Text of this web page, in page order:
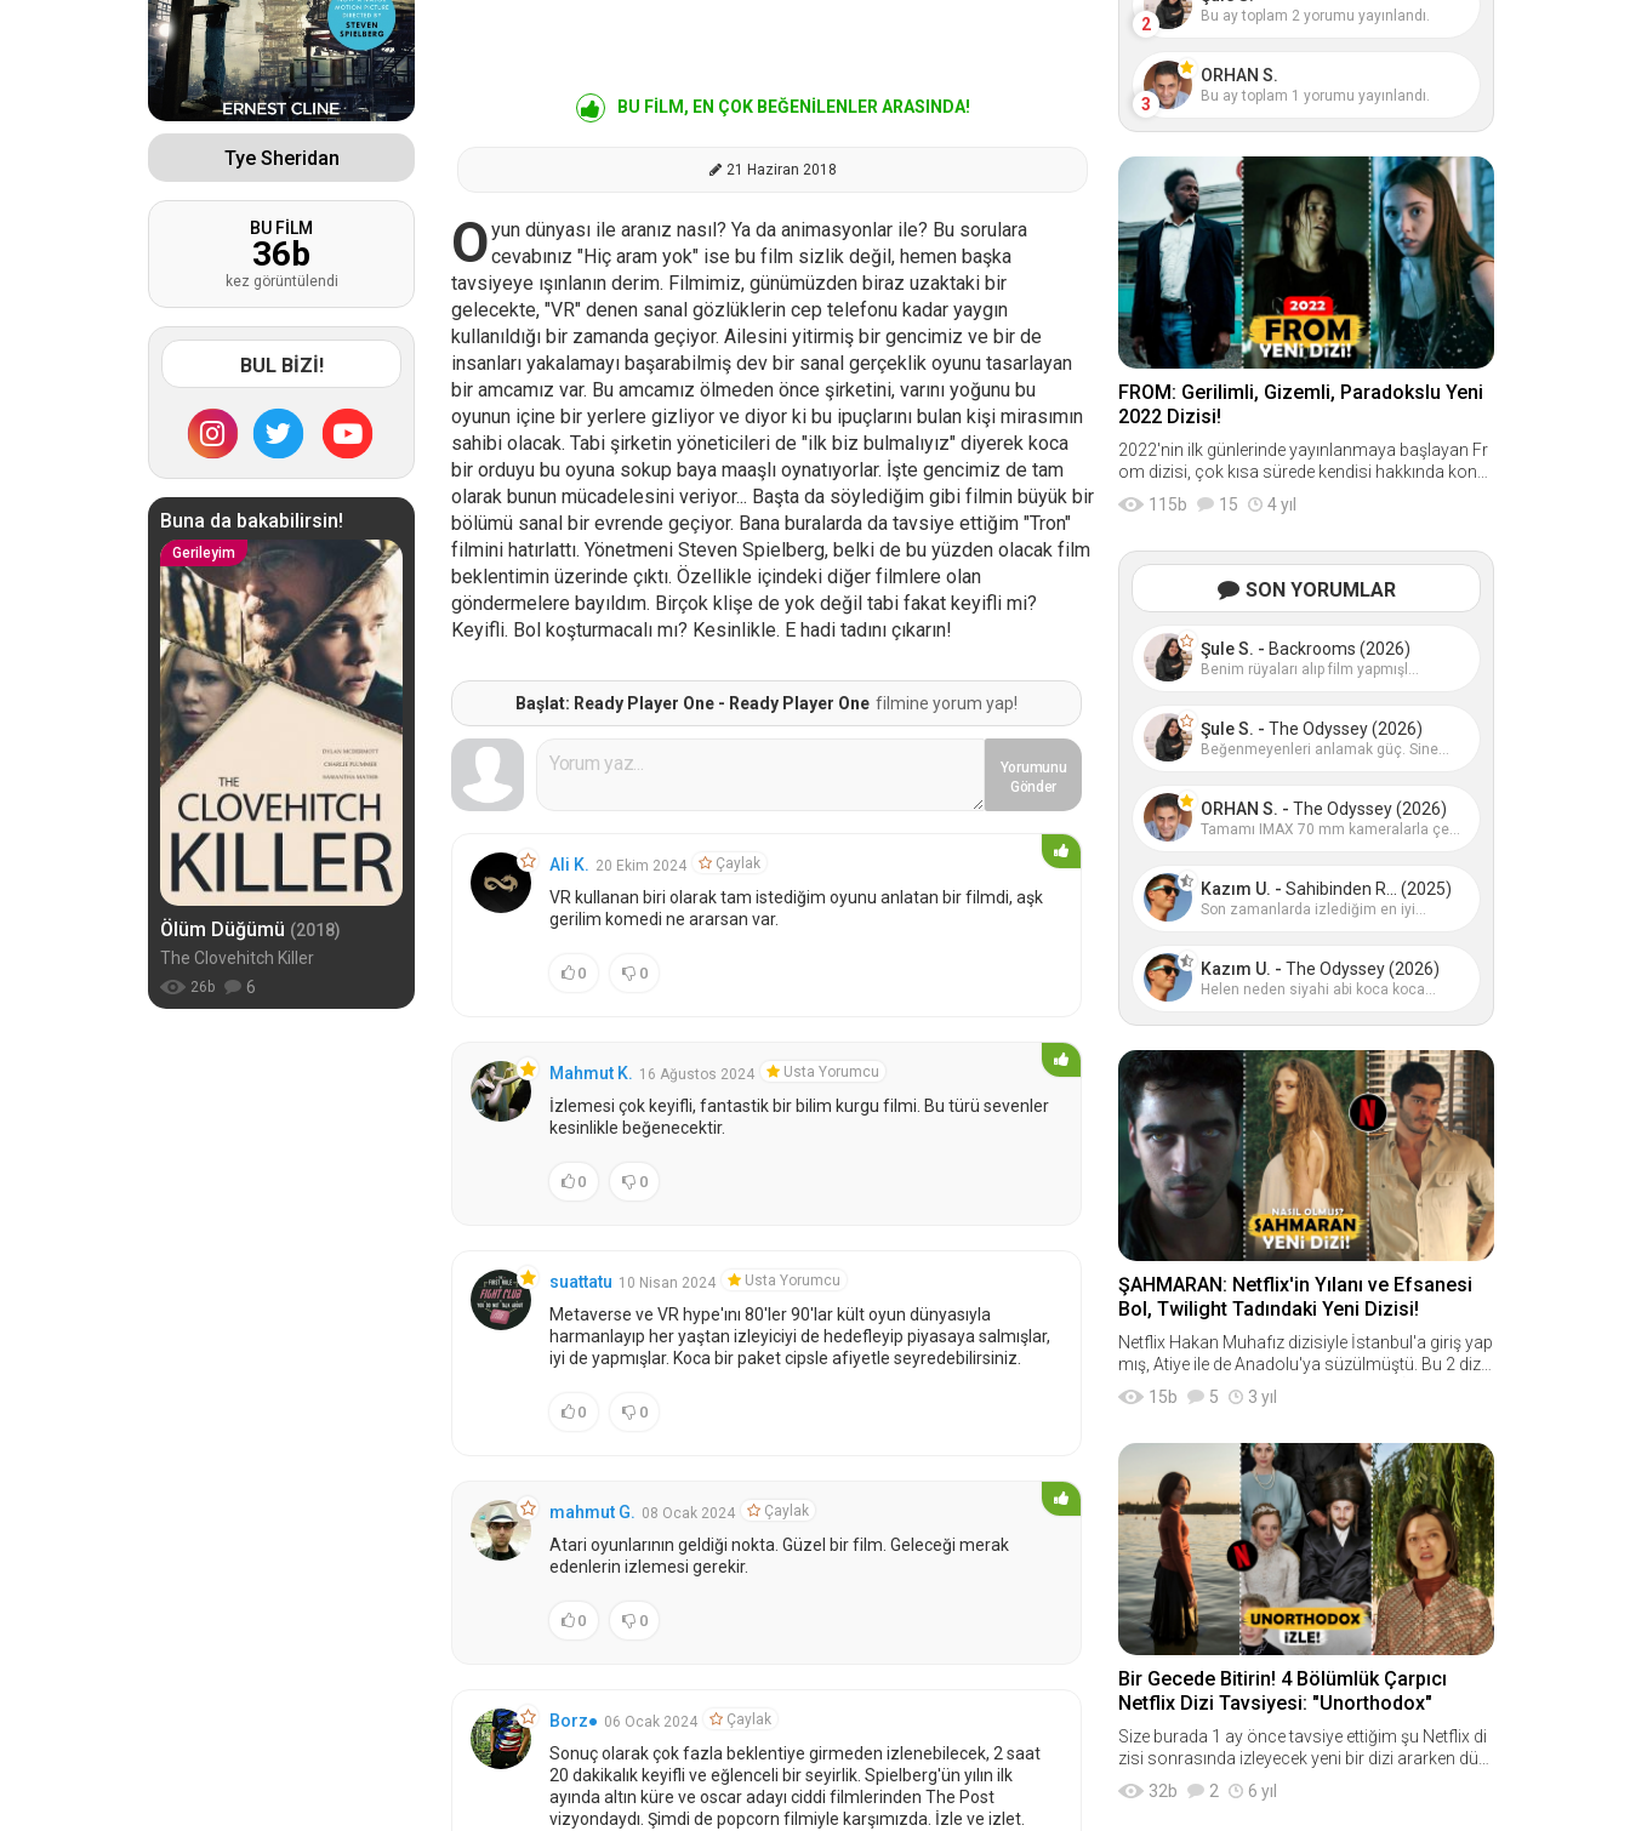
Tye Sheridan
BU FİLM
36b
kez görüntülendi
BUL BİZİ!
Buna da bakabilirsin!
Gerileyim
Ölüm Düğümü (2018)
The Clovehitch Killer
26 b 6
BU FİLM, EN ÇOK BEĞENİLENLER ARASINDA!
21 Haziran 2018
Oyun dünyası ile aranız nasıl? Ya da animasyonlar ile? Bu sorulara
cevabınız "Hiç aram yok" ise bu film sizlik değil, hemen başka
tavsiyeye ışınlanın derim. Filmimiz, günümüzden biraz uzaktaki bir
gelecekte, "VR" denen sanal gözlüklerin cep telefonu kadar yaygın
kullanıldığı bir zamanda geçiyor. Ailesini yitirmiş bir gencimiz ve bir de
insanları yakalamayı başarabilmiş dev bir sanal gerçeklik oyunu tasarlayan
bir amcamız var. Bu amcamız ölmeden önce şirketini, varını yoğunu bu
oyunun içine bir yerlere gizliyor ve diyor ki bu ipuçlarını bulan kişi mirasımın
sahibi olacak. Tabi şirketin yöneticileri de "ilk biz bulmalıyız" diyerek koca
bir orduyu bu oyuna sokup baya maaşlı oynatıyorlar. İşte gencimiz de tam
olarak bunun mücadelesini veriyor... Başta da söylediğim gibi filmin büyük bir
bölümü sanal bir evrende geçiyor. Bana buralarda da tavsiye ettiğim "Tron"
filmini hatırlattı. Yönetmeni Steven Spielberg, belki de bu yüzden olacak film
beklentimin üzerinde çıktı. Özellikle içindeki diğer filmlere olan
göndermelere bayıldım. Birçok klişe de yok değil tabi fakat keyifli mi?
Keyifli. Bol koşturmacalı mı? Kesinlikle. E hadi tadını çıkarın!
Başlat: Ready Player One - Ready Player One filmine yorum yap!
Yorumunu
Gönder
Ali K. 20 Ekim 2024 Çaylak
VR kullanan biri olarak tam istediğim oyunu anlatan bir filmdi, aşk
gerilim komedi ne ararsan var.
0 0
Mahmut K. 16 Ağustos 2024 Usta Yorumcu
İzlemesi çok keyifli, fantastik bir bilim kurgu filmi. Bu türü sevenler
kesinlikle beğenecektir.
0 0
suattatu 10 Nisan 2024 Usta Yorumcu
Metaverse ve VR hype'ını 80'ler 90'lar kült oyun dünyasıyla
harmanlayıp her yaştan izleyiciyi de hedefleyip piyasaya salmışlar,
iyi de yapmışlar. Koca bir paket cipsle afiyetle seyredebilirsiniz.
0 0
mahmut G. 08 Ocak 2024 Çaylak
Atari oyunlarının geldiği nokta. Güzel bir film. Geleceği merak
edenlerin izlemesi gerekir.
0 0
Borz● 06 Ocak 2024 Çaylak
Sonuç olarak çok fazla beklentiye girmeden izlenebilecek, 2 saat
20 dakikalık keyifli ve eğlenceli bir seyirlik. Spielberg'ün yılın ilk
ayında altın küre ve oscar adayı ciddi filmlerinden The Post
vizyondaydı. Şimdi de popcorn filmiyle karşımızda. İzle ve izlet.
2 Bu ay toplam 2 yorumu yayınlandı.
3
ORHAN S.
Bu ay toplam 1 yorumu yayınlandı.
FROM: Gerilimli, Gizemli, Paradokslu Yeni
2022 Dizisi!
2022'nin ilk günlerinde yayınlanmaya başlayan Fr
om dizisi, çok kısa sürede kendisi hakkında konu
şturmayı başardı. Şimdiden birçok kişi "from dizisi
115b 15 4 yıl
SON YORUMLAR
Şule S. - Backrooms (2026)
Benim rüyaları alıp film yapmışl...
Şule S. - The Odyssey (2026)
Beğenmeyenleri anlamak güç. Sine...
ORHAN S. - The Odyssey (2026)
Tamamı IMAX 70 mm kameralarla çe...
Kazım U. - Sahibinden R... (2025)
Son zamanlarda izlediğim en iyi...
Kazım U. - The Odyssey (2026)
Helen neden siyahi abi koca koca...
ŞAHMARAN: Netflix'in Yılanı ve Efsanesi
Bol, Twilight Tadındaki Yeni Dizisi!
Netflix Hakan Muhafız dizisiyle İstanbul'a giriş yap
mış, Atiye ile de Anadolu'ya süzülmüştü. Bu 2 dizi
de temelinde efsanelere dayanıyordu. İşte Şa
15b 5 3 yıl
Bir Gecede Bitirin! 4 Bölümlük Çarpıcı
Netflix Dizi Tavsiyesi: "Unorthodox"
Size burada 1 ay önce tavsiye ettiğim şu Netflix di
zisi sonrasında izleyecek yeni bir dizi ararken dün
gece karşıma Netflix imzalı "Unorthodox" dizisi çı
32b 2 6 yıl